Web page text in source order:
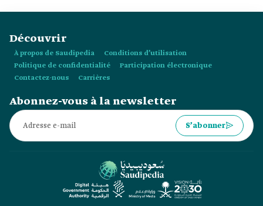
Découvrir
À propos de Saudipedia
Conditions d’utilisation
Politique de confidentialité
Participation électronique
Contactez-nous
Carrières
Abonnez-vous à la newsletter
S’abonner